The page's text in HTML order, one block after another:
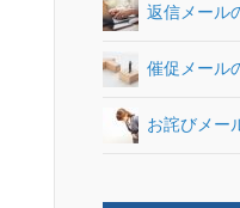
返信メール
催促メール
お詫びメー